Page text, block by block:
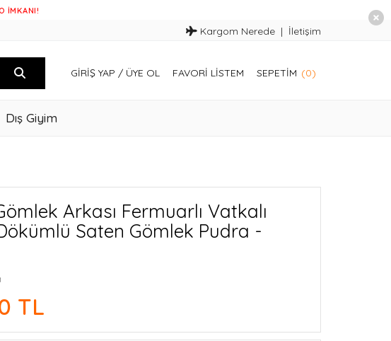
Kargom Nerede İletişim
GIRIŞ YAP / ÜYE OL FAVORI LISTEM SEPETIM (0)
Dış Giyim
Arkası Fermuarlı Vatkalı
Saten Gömlek Pudra -
TL